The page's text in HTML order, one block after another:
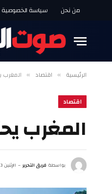
من نحن سياسة الخصوصية
الرئيسية » اقتصاد » المغرب
اقتصاد
المغرب
بواسطة فريق التحرير الإثنين 03 فبراير 11:43 م